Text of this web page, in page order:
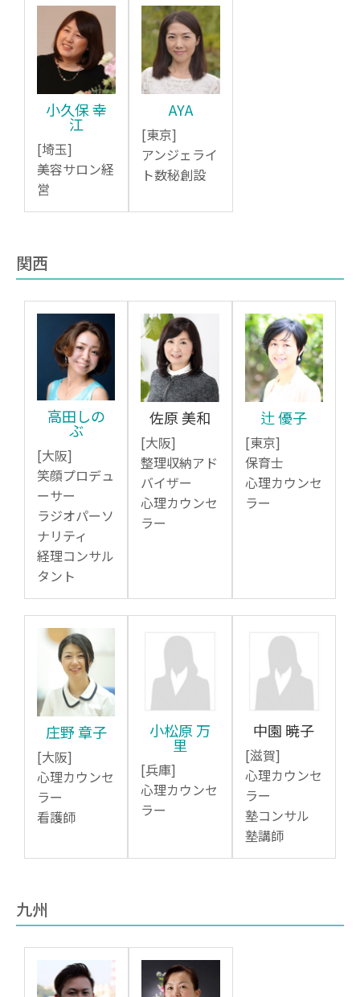
小久保 幸
江
[埼玉]
美容サロン経
営
AYA
[東京]
アンジェライ
ト数秘創設
関西
高田しの
ぶ
[大阪]
笑顔プロデュ
ーサー
ラジオパーソ
ナリティ
経理コンサル
タント
佐原 美和
[大阪]
整理収納アド
バイザー
心理カウンセ
ラー
辻 優子
[東京]
保育士
心理カウンセ
ラー
庄野 章子
[大阪]
心理カウンセ
ラー
看護師
小松原 万
里
[兵庫]
心理カウンセ
ラー
中園 暁子
[滋賀]
心理カウンセ
ラー
塾コンサル
塾講師
九州